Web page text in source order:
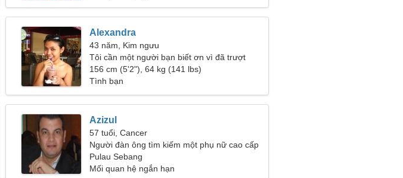
Alexandra
43 năm, Kim ngưu
Tôi cần một người bạn biết ơn vì đã trượt
tuyết
156 cm (5'2"), 64 kg (141 lbs)
Tình bạn
Azizul
57 tuổi, Cancer
Người đàn ông tìm kiếm một phụ nữ cao cấp
50-52
Pulau Sebang
Mối quan hệ ngắn hạn